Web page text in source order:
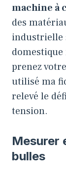
machine à
des
industrielle
prenez
utilisé ma
relevé le
tension.
Mesurer
bulles